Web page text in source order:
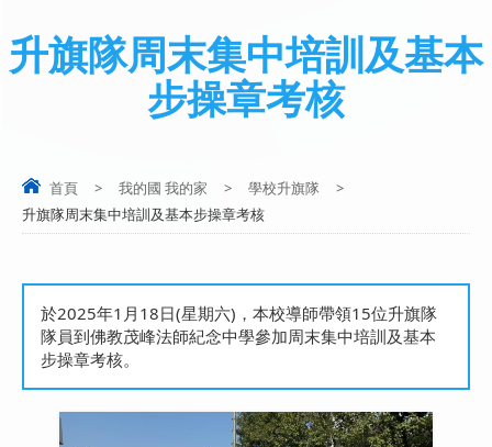
升旗隊周末集中培訓及基本
步操章考核
首頁 > 我的國 我的家 > 學校升旗隊
>
升旗隊周末集中培訓及基本步操章考核
於2025年1月18日(星期六)，本校導師帶領15位升旗隊
隊員到佛教茂峰法師紀念中學參加周末集中培訓及基本
步操章考核。